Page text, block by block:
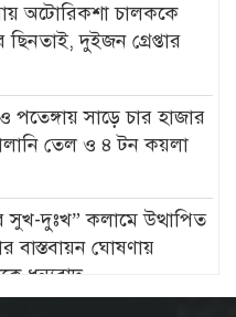
অটোরিকশা চালককে
ছিনতাই, দুইজন গ্রেপ্তার
পতেঙ্গায় সাড়ে চার হাজার
তেল ও ৪ টন কয়লা
সুখ-দুঃখ” কলামে উত্থাপিত
বাস্তবায়ন ঘোষণায়
ধন্যবাদ